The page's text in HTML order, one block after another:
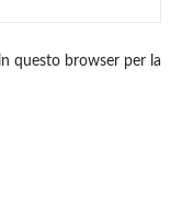
questo browser per la